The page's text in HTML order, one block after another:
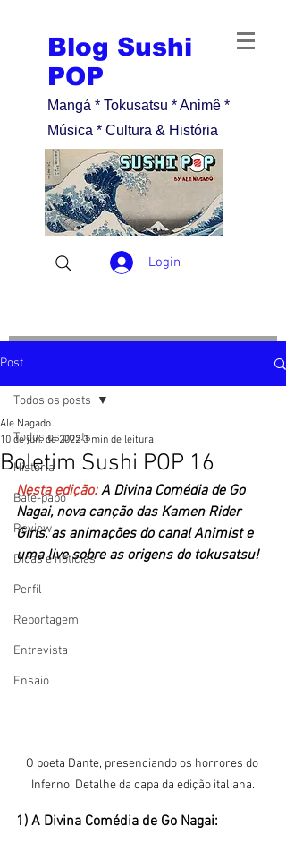
Blog Sushi
POP
Mangá * Tokusatsu * Animê *
Música * Cultura & História
Login
Post
Todos os posts
História
Bate-papo
Review
Dicas e notícias
Perfil
Reportagem
Entrevista
Ensaio
Todos os posts
Boletim Sushi POP 16
Ale Nagado
10 de jun. de 2022 3 min de leitura
Nesta edição: A Divina Comédia de Go
Nagai, nova canção das Kamen Rider
Girls, as animações do canal Animist e
uma live sobre as origens do tokusatsu!
O poeta Dante, presenciando os horrores do
Inferno. Detalhe da capa da edição italiana.
1) A Divina Comédia de Go Nagai: